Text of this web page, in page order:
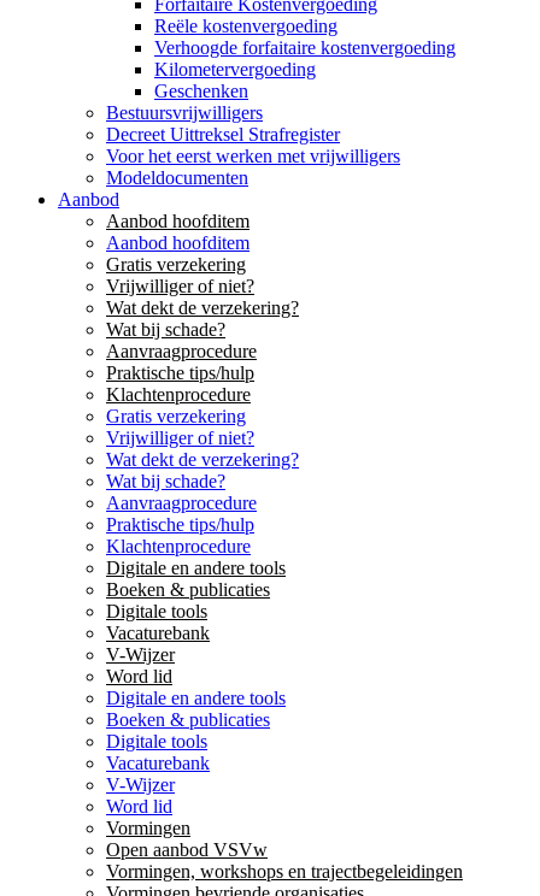
Forfaitaire Kostenvergoeding
Reële kostenvergoeding
Verhoogde forfaitaire kostenvergoeding
Kilometervergoeding
Geschenken
Bestuursvrijwilligers
Decreet Uittreksel Strafregister
Voor het eerst werken met vrijwilligers
Modeldocumenten
Aanbod
Aanbod hoofditem
Aanbod hoofditem
Gratis verzekering
Vrijwilliger of niet?
Wat dekt de verzekering?
Wat bij schade?
Aanvraagprocedure
Praktische tips/hulp
Klachtenprocedure
Gratis verzekering
Vrijwilliger of niet?
Wat dekt de verzekering?
Wat bij schade?
Aanvraagprocedure
Praktische tips/hulp
Klachtenprocedure
Digitale en andere tools
Boeken & publicaties
Digitale tools
Vacaturebank
V-Wijzer
Word lid
Digitale en andere tools
Boeken & publicaties
Digitale tools
Vacaturebank
V-Wijzer
Word lid
Vormingen
Open aanbod VSVw
Vormingen, workshops en trajectbegeleidingen